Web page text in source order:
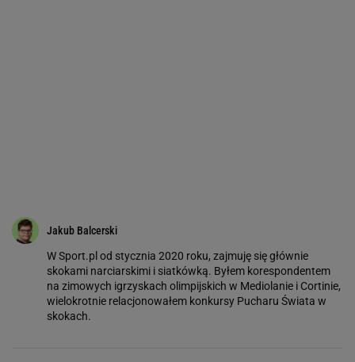
Jakub Balcerski
W Sport.pl od stycznia 2020 roku, zajmuję się głównie
skokami narciarskimi i siatkówką. Byłem korespondentem
na zimowych igrzyskach olimpijskich w Mediolanie i Cortinie,
wielokrotnie relacjonowałem konkursy Pucharu Świata w
skokach.